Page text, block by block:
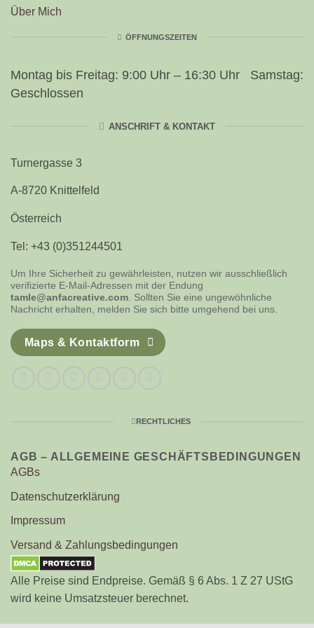
Über Mich
ÖFFNUNGSZEITEN
Montag bis Freitag: 9:00 Uhr – 16:30 Uhr Samstag:
Geschlossen
ANSCHRIFT & KONTAKT
Turnergasse 3
A-8720 Knittelfeld
Österreich
Tel: +43 (0)351244501
Um Ihre Sicherheit zu gewährleisten, nutzen wir ausschließlich
verifizierte E-Mail-Adressen mit der Endung
tamle@anfacreative.com . Sollten Sie eine ungewöhnliche
Nachricht erhalten, melden Sie sich bitte umgehend bei uns.
Maps & Kontaktform
RECHTLICHES
AGB – ALLGEMEINE GESCHÄFTSBEDINGUNGEN
AGBs
Datenschutzerklärung
Impressum
Versand & Zahlungsbedingungen
Alle Preise sind Endpreise. Gemäß § 6 Abs. 1 Z 27 UStG
wird keine Umsatzsteuer berechnet.